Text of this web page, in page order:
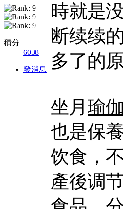
積分
6038
發消息
時就是
断续续
多了的原
坐月 瑜
也是保
饮食，
產後调